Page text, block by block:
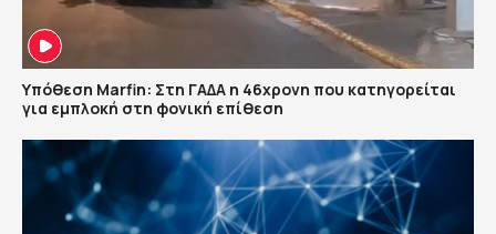
Υπόθεση Marfin: Στη ΓΑΔΑ η 46χρονη που κατηγορείται
για εμπλοκή στη φονική επίθεση